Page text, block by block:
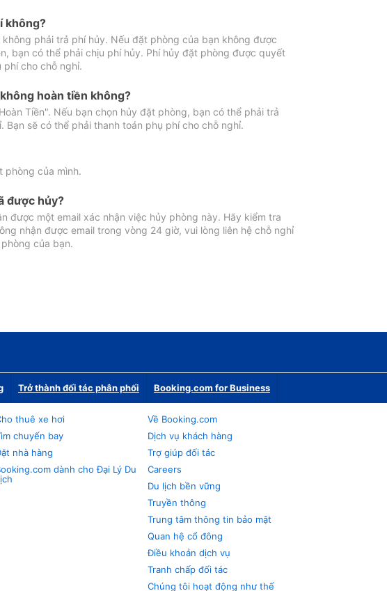
không?
phải trả phí hủy. Nếu đặt phòng của bạn không được
bạn có thể phải chịu phí hủy. Phí hủy đặt phòng được quyết
phí cho chỗ nghỉ.
hoàn tiền không?
Tiền". Nếu bạn chọn hủy đặt phòng, bạn có thể phải trả
sẽ có thể phải thanh toán phụ phí cho chỗ nghỉ.
phòng của mình.
được hủy?
được một email xác nhận việc hủy phòng này. Hãy kiểm tra
nhận được email trong vòng 24 giờ, vui lòng liên hệ chỗ nghỉ
của bạn.
Trở thành đối tác phân phối Booking.com for Business
thuê xe hơi
chuyến bay
nhà hàng
dành cho Đại Lý Du
Về Booking.com
Dịch vụ khách hàng
Trợ giúp đối tác
Careers
Du lịch bền vững
Truyền thông
Trung tâm thông tin bảo mật
Quan hệ cổ đông
Điều khoản dịch vụ
Tranh chấp đối tác
Chúng tôi hoạt động như thế